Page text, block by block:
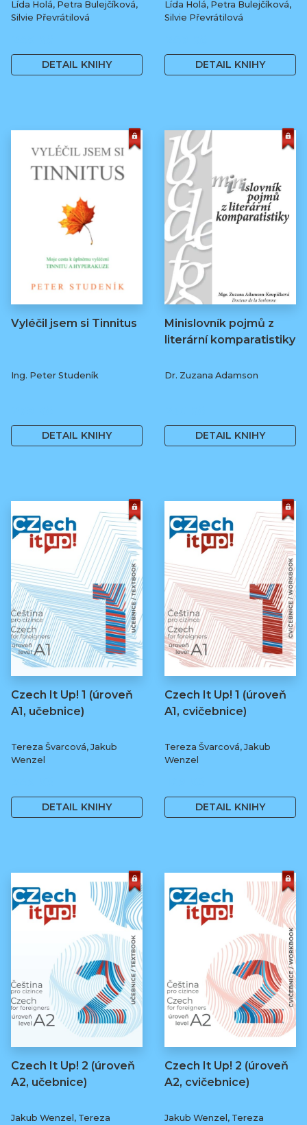
Lída Holá, Petra Bulejčíková,
Silvie Převrátilová
DETAIL KNIHY
Lída Holá, Petra Bulejčíková,
Silvie Převrátilová
DETAIL KNIHY
Vyléčil jsem si Tinnitus
Ing. Peter Studeník
DETAIL KNIHY
Minislovník pojmů z
literární komparatistiky
Dr. Zuzana Adamson
DETAIL KNIHY
Czech It Up! 1 (úroveň
A1, učebnice)
Tereza Švarcová, Jakub
Wenzel
DETAIL KNIHY
Czech It Up! 1 (úroveň
A1, cvičebnice)
Tereza Švarcová, Jakub
Wenzel
DETAIL KNIHY
Czech It Up! 2 (úroveň
A2, učebnice)
Jakub Wenzel, Tereza
Czech It Up! 2 (úroveň
A2, cvičebnice)
Jakub Wenzel, Tereza